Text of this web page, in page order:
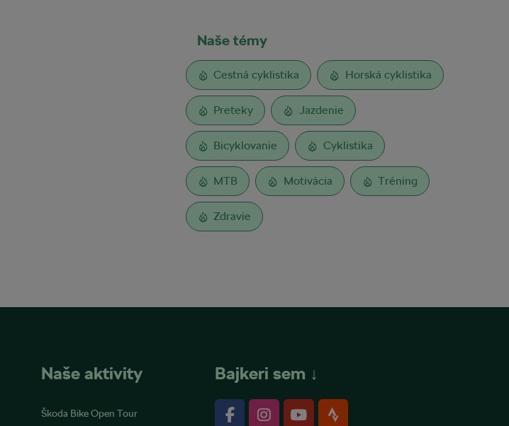
Naše témy
Cestná cyklistika Horská cyklistika
Preteky Jazdenie
Bicyklovanie Cyklistika
MTB Motivácia Tréning
Zdravie
Naše aktivity
Škoda Bike Open Tour
Bajkeri sem ↓